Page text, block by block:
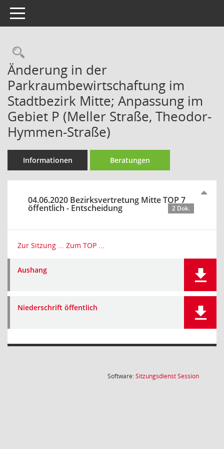
Toggle navigation
Rechercheauswahl
Änderung in der
Parkraumbewirtschaftung im
Stadtbezirk Mitte; Anpassung im
Gebiet P (Meller Straße, Theodor-
Hymmen-Straße)
Informationen Beratungen
04.06.2020 Bezirksvertretung Mitte TOP 7
öffentlich - Entscheidung 2 Dok.
Zur Sitzung ... Zum TOP ...
Aushang
Niederschrift öffentlich
Software:SitzungsdienstSession(Wird in